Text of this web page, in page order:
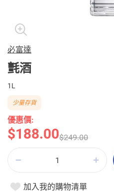
必富達
氈酒
1L
優惠價:
$188.00$249.00
少量存貨
加入我的購物清單